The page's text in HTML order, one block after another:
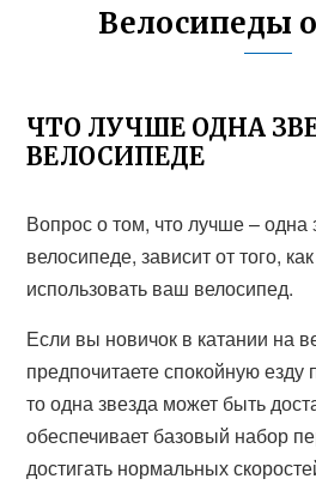
Велосипеды
ЧТО ЛУЧШЕ ОДНА
ВЕЛОСИПЕДЕ
Вопрос о том, что лучше – одна
велосипеде, зависит от того,
использовать ваш велосипед.
Если вы новичок в катании на
предпочитаете спокойную езду
то одна звезда может быть
обеспечивает базовый набор
достигать нормальных